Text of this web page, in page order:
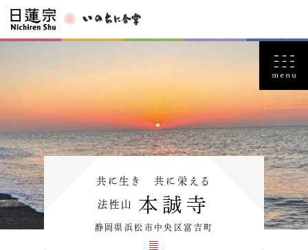
共に生き 共に栄える
法性山 本誠寺
静岡県浜松市中央区富吉町